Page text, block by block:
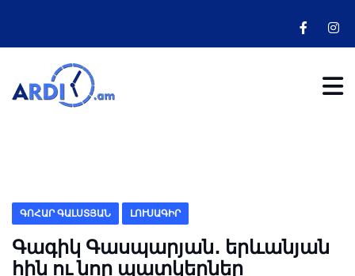
ԳՈՀԱՐ ԳԱԼՍՏՅԱՆ ԼՈՒՍԱԳԻՐ
Գագիկ Գասպարյան․ երևանյան
հին ու նոր պատկերներ